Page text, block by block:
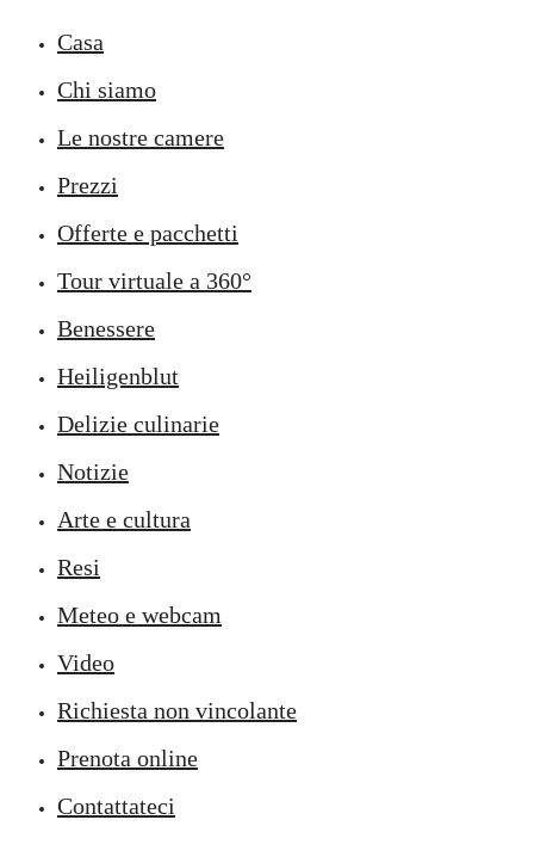
Casa
Chi siamo
Le nostre camere
Prezzi
Offerte e pacchetti
Tour virtuale a 360°
Benessere
Heiligenblut
Delizie culinarie
Notizie
Arte e cultura
Resi
Meteo e webcam
Video
Richiesta non vincolante
Prenota online
Contattateci